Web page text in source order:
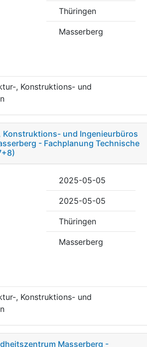
Thüringen
Masserberg
, Konstruktions- und
und Ingenieurbüros
- Fachplanung Technische
2025-05-05
2025-05-05
Thüringen
Masserberg
, Konstruktions- und
Masserberg -